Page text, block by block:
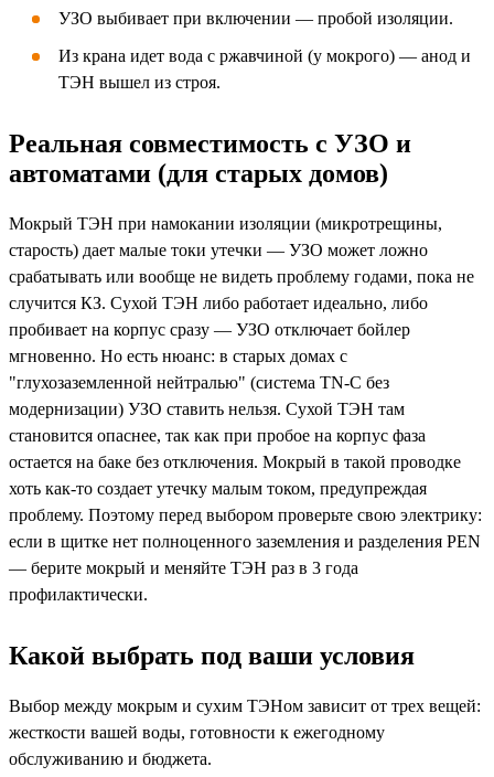
УЗО выбивает при включении — пробой изоляции.
Из крана идет вода с ржавчиной (у мокрого) — анод и
ТЭН вышел из строя.
Реальная совместимость с УЗО и
автоматами (для старых домов)
Мокрый ТЭН при намокании изоляции (микротрещины,
старость) дает малые токи утечки — УЗО может ложно
срабатывать или вообще не видеть проблему годами, пока не
случится КЗ. Сухой ТЭН либо работает идеально, либо
пробивает на корпус сразу — УЗО отключает бойлер
мгновенно. Но есть нюанс: в старых домах с
"глухозаземленной нейтралью" (система TN-C без
модернизации) УЗО ставить нельзя. Сухой ТЭН там
становится опаснее, так как при пробое на корпус фаза
остается на баке без отключения. Мокрый в такой проводке
хоть как-то создает утечку малым током, предупреждая
проблему. Поэтому перед выбором проверьте свою электрику:
если в щитке нет полноценного заземления и разделения PEN
— берите мокрый и меняйте ТЭН раз в 3 года
профилактически.
Какой выбрать под ваши условия
Выбор между мокрым и сухим ТЭНом зависит от трех вещей:
жесткости вашей воды, готовности к ежегодному
обслуживанию и бюджета.